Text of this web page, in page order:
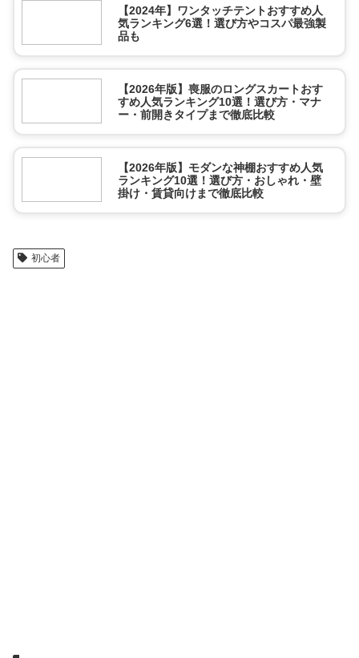
【2024年】ワンタッチテントおすすめ人
気ランキング6選！選び方やコスパ最強製
品も
【2026年版】喪服のロングスカートおす
すめ人気ランキング10選！選び方・マナ
ー・前開きタイプまで徹底比較
【2026年版】モダンな神棚おすすめ人気
ランキング10選！選び方・おしゃれ・壁
掛け・賃貸向けまで徹底比較
初心者